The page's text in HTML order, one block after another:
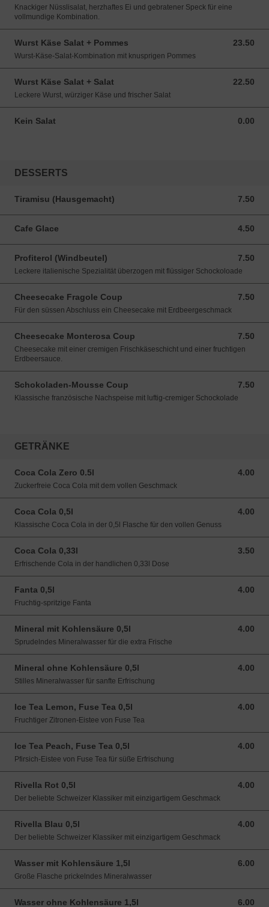
Knackiger Nüsslisalat, herzhaftes Ei und gebratener Speck für eine
vollmundige Kombination.
Wurst Käse Salat + Pommes 23.50
23.50 CHF
Wurst-Käse-Salat-Kombination mit knusprigen Pommes
Wurst Käse Salat + Salat 22.50
22.50 CHF
Leckere Wurst, würziger Käse und frischer Salat
Kein Salat 0.00
0.00 CHF
DESSERTS
Tiramisu (Hausgemacht) 7.50
7.50 CHF
Cafe Glace 4.50
4.50 CHF
Profiterol (Windbeutel) 7.50
7.50 CHF
Leckere italienische Spezialität überzogen mit flüssiger Schockoloade
Cheesecake Fragole Coup 7.50
7.50 CHF
Für den süssen Abschluss ein Cheesecake mit Erdbeergeschmack
Cheesecake Monterosa Coup 7.50
7.50 CHF
Cheesecake mit einer cremigen Frischkäseschicht und einer fruchtigen
Erdbeersauce.
Schokoladen-Mousse Coup 7.50
7.50 CHF
Klassische französische Nachspeise mit luftig-cremiger Schockolade
GETRÄNKE
Coca Cola Zero 0.5l 4.00
4.00 CHF
Zuckerfreie Coca Cola mit dem vollen Geschmack
Coca Cola 0,5l 4.00
4.00 CHF
Klassische Coca Cola in der 0,5l Flasche für den vollen Genuss
Coca Cola 0,33l 3.50
3.50 CHF
Erfrischende Cola in der handlichen 0,33l Dose
Fanta 0,5l 4.00
4.00 CHF
Fruchtig-spritzige Fanta
Mineral mit Kohlensäure 0,5l 4.00
4.00 CHF
Sprudelndes Mineralwasser für die extra Frische
Mineral ohne Kohlensäure 0,5l 4.00
4.00 CHF
Stilles Mineralwasser für sanfte Erfrischung
Ice Tea Lemon, Fuse Tea 0,5l 4.00
4.00 CHF
Fruchtiger Zitronen-Eistee von Fuse Tea
Ice Tea Peach, Fuse Tea 0,5l 4.00
4.00 CHF
Pfirsich-Eistee von Fuse Tea für süße Erfrischung
Rivella Rot 0,5l 4.00
4.00 CHF
Der beliebte Schweizer Klassiker mit einzigartigem Geschmack
Rivella Blau 0,5l 4.00
4.00 CHF
Der beliebte Schweizer Klassiker mit einzigartigem Geschmack
Wasser mit Kohlensäure 1,5l 6.00
6.00 CHF
Große Flasche prickelndes Mineralwasser
Wasser ohne Kohlensäure 1,5l 6.00
6.00 CHF